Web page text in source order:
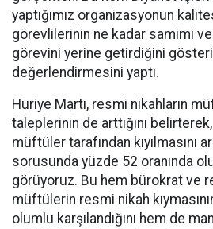
yaptığımız organizasyonun
görevlilerinin ne kadar samimi ve
görevini yerine getirdiğini
değerlendirmesini yaptı.
Huriye Martı, resmi nikahların
taleplerinin de arttığını belirterek,
müftüler tarafından kıyılmasını
sorusunda yüzde 52 oranında
görüyoruz. Bu hem bürokrat ve
müftülerin resmi nikah
olumlu karşılandığını hem de